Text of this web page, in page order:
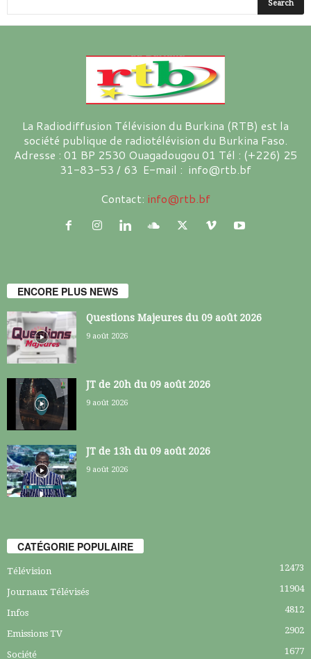
La Radiodiffusion Télévision du Burkina (RTB) est la
société publique de radiotélévision du Burkina Faso.
Adresse : 01 BP 2530 Ouagadougou 01 Tél : (+226) 25
31-83-53 / 63 E-mail : info@rtb.bf
Contact: info@rtb.bf
ENCORE PLUS NEWS
Questions Majeures du 09 août 2026
9 août 2026
JT de 20h du 09 août 2026
9 août 2026
JT de 13h du 09 août 2026
9 août 2026
CATÉGORIE POPULAIRE
Télévision 12473
Journaux Télévisés 11904
Infos 4812
Emissions TV 2902
Société 1677